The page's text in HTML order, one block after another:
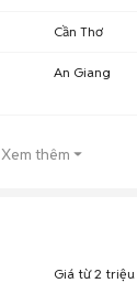
Cần Thơ
An Giang
Xem thêm
Giá từ 2